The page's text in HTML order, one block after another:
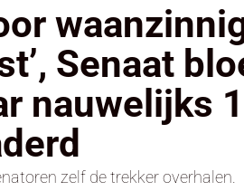
Stop de Persen
Het Merk België
De Doodgravers van België
Bpost Hold-up
Senaat
nauwelijks
zelf de trekker overhalen.